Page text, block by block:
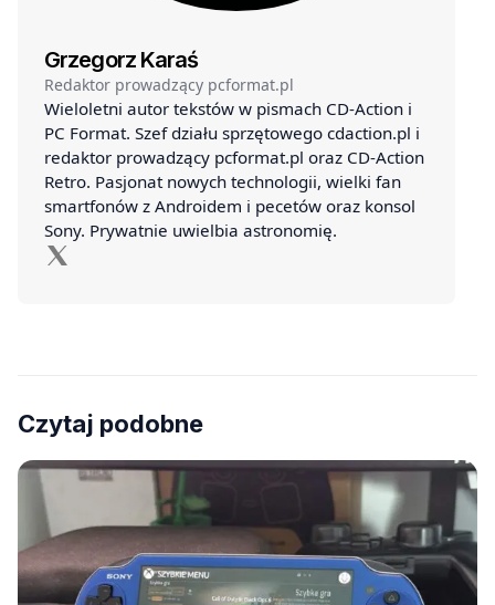
Grzegorz Karaś
Redaktor prowadzący pcformat.pl
Wieloletni autor tekstów w pismach CD-Action i
PC Format. Szef działu sprzętowego cdaction.pl i
redaktor prowadzący pcformat.pl oraz CD-Action
Retro. Pasjonat nowych technologii, wielki fan
smartfonów z Androidem i pecetów oraz konsol
Sony. Prywatnie uwielbia astronomię.
Czytaj podobne